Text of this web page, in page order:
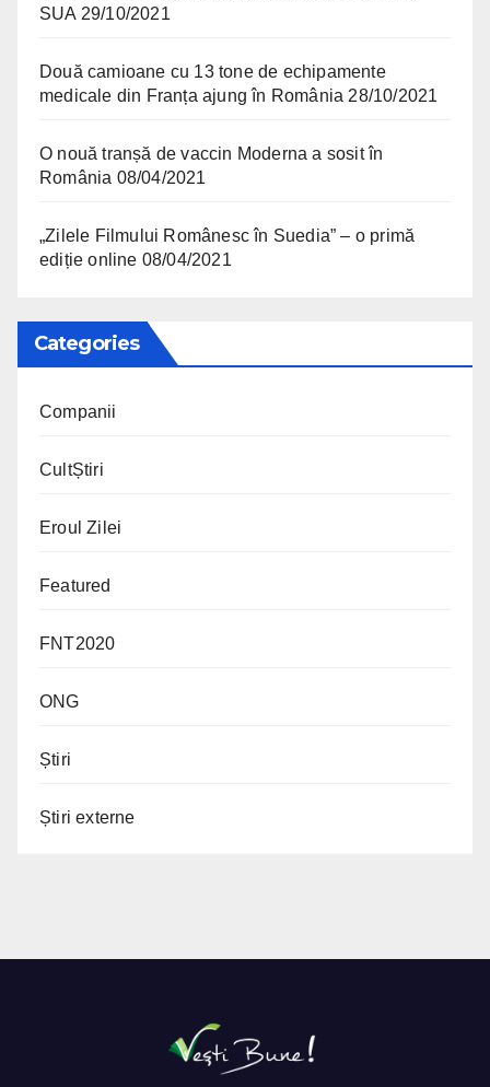
SUA 29/10/2021
Două camioane cu 13 tone de echipamente
medicale din Franța ajung în România 28/10/2021
O nouă tranșă de vaccin Moderna a sosit în
România 08/04/2021
„Zilele Filmului Românesc în Suedia” – o primă
ediție online 08/04/2021
Categories
Companii
CultȘtiri
Eroul Zilei
Featured
FNT2020
ONG
Știri
Știri externe